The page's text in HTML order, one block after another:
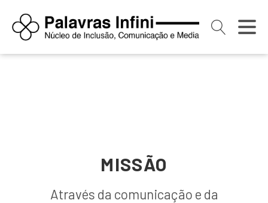
MISSÃO
Através da comunicação e da